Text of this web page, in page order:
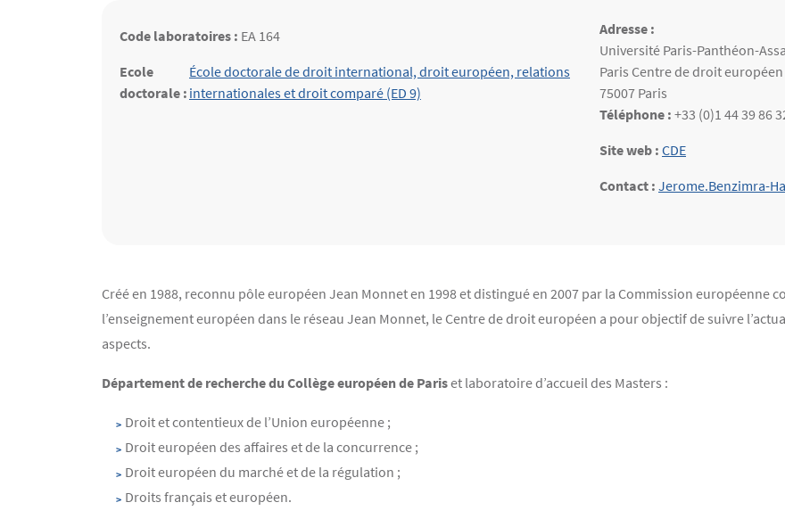
Code laboratoires : EA 164
Ecole
doctorale :
École doctorale de droit international, droit européen, relations
internationales et droit comparé (ED 9)
Adresse :
Université Paris-Panthéon-
Paris Centre de droit
75007 Paris
Téléphone : +33 (0)1 44 39 86
Site web : CDE
Contact : Jerome.Benzimra-
Texte
Créé en 1988, reconnu pôle européen Jean Monnet en 1998 et distingué en 2007 par la Commission européenne
l’enseignement européen dans le réseau Jean Monnet, le Centre de droit européen a pour objectif de suivre
aspects.
Département de recherche du Collège européen de Pariset laboratoire d’accueil des Masters :
Droit et contentieux de l’Union européenne ;
Droit européen des affaires et de la concurrence ;
Droit européen du marché et de la régulation ;
Droits français et européen.